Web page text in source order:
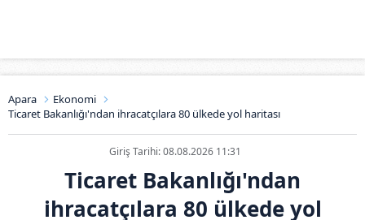
Apara
Ekonomi
Ticaret Bakanlığı'ndan ihracatçılara 80 ülkede yol haritası
Giriş Tarihi: 08.08.2026 11:31
Ticaret Bakanlığı'ndan
ihracatçılara 80 ülkede yol